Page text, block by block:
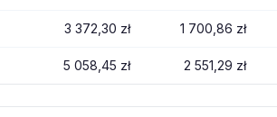
3 372,30 zł 1 700,86 zł
5 058,45 zł 2 551,29 zł